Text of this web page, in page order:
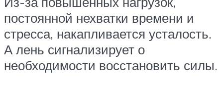
постоянной нехватки времени и
стресса, накапливается усталость.
А лень сигнализирует о
необходимости восстановить силы.